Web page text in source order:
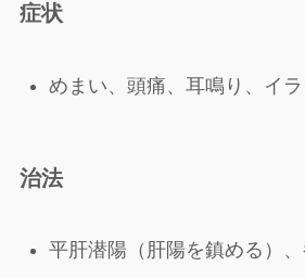
症状
めまい、頭痛、耳鳴り、イ
治法
平肝潜陽（肝陽を鎮める）